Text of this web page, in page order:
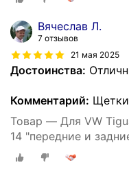
Вячеслав Л.
7 отзывов
21 мая 2025
Достоинства:
Комментарий:
Товар — Для VW
14 "передние и
щетки, резак,